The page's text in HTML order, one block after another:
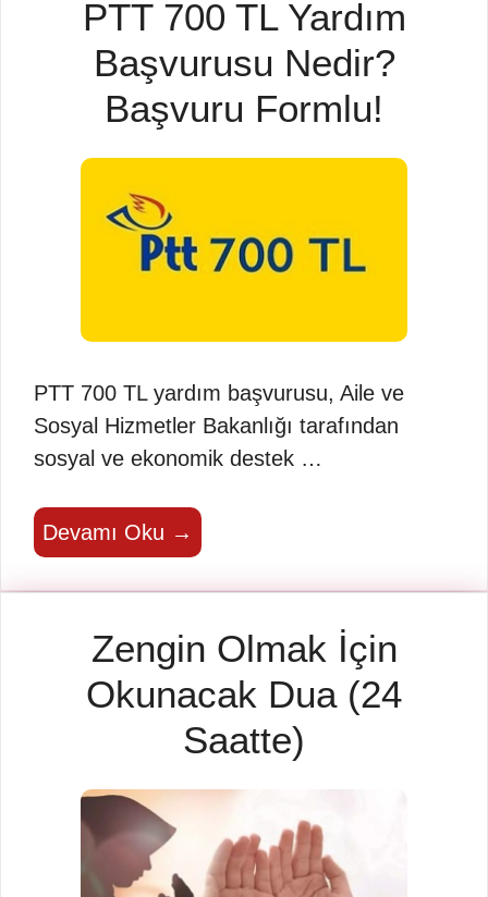
PTT 700 TL Yardım
Başvurusu Nedir?
Başvuru Formlu!
PTT 700 TL yardım başvurusu, Aile ve
Sosyal Hizmetler Bakanlığı tarafından
sosyal ve ekonomik destek …
Devamı Oku →
Zengin Olmak İçin
Okunacak Dua (24
Saatte)